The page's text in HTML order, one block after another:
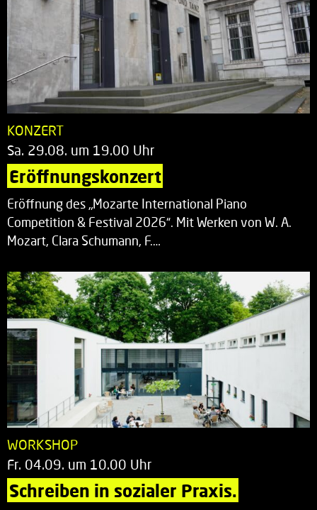
KONZERT
Sa. 29.08. um 19.00 Uhr
Eröffnungskonzert
Eröffnung des „Mozarte International Piano
Competition & Festival 2026“. Mit Werken von W. A.
Mozart, Clara Schumann, F.…
WORKSHOP
Fr. 04.09. um 10.00 Uhr
Schreiben in sozialer Praxis.